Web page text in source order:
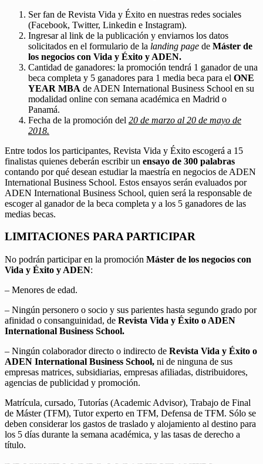
Ser fan de Revista Vida y Éxito en nuestras redes sociales
(Facebook, Twitter, Linkedin e Instagram).
Ingresar al link de la publicación y enviarnos los datos
solicitados en el formulario de la landing page de Máster de
los negocios con Vida y Éxito y ADEN.
Cantidad de ganadores: la promoción tendrá 1 ganador de una
beca completa y 5 ganadores para 1 media beca para el ONE
YEAR MBA de ADEN International Business School en su
modalidad online con semana académica en Madrid o
Panamá.
Fecha de la promoción del 20 de marzo al 20 de mayo de
2018.
Entre todos los participantes, Revista Vida y Éxito escogerá a 15
finalistas quienes deberán escribir un ensayo de 300 palabras
contando por qué desean estudiar la maestría en negocios de ADEN
International Business School. Estos ensayos serán evaluados por
ADEN International Business School, quien será la responsable de
escoger al ganador de la beca completa y a los 5 ganadores de las
medias becas.
LIMITACIONES PARA PARTICIPAR
No podrán participar en la promoción Máster de los negocios con
Vida y Éxito y ADEN:
– Menores de edad.
– Ningún personero o socio y sus parientes hasta segundo grado por
afinidad o consanguinidad, de Revista Vida y Éxito o ADEN
International Business School.
– Ningún colaborador directo o indirecto de Revista Vida y Éxito o
ADEN International Business School, ni de ninguna de sus
empresas matrices, subsidiarias, empresas afiliadas, distribuidores,
agencias de publicidad y promoción.
Matrícula, cursado, Tutorías (Academic Advisor), Trabajo de Final
de Máster (TFM), Tutor experto en TFM, Defensa de TFM. Sólo se
deben considerar los gastos de traslado y alojamiento al destino para
los 5 días durante la semana académica, y las tasas de derecho a
título.